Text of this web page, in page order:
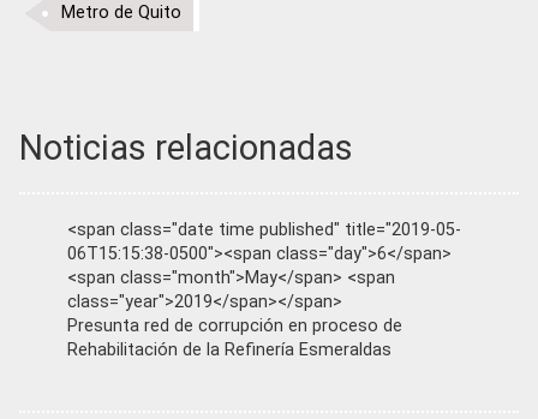
Metro de Quito
Noticias relacionadas
<span class="date time published" title="2019-05-
06T15:15:38-0500"><span class="day">6</span>
<span class="month">May</span> <span
class="year">2019</span></span>
Presunta red de corrupción en proceso de
Rehabilitación de la Refinería Esmeraldas